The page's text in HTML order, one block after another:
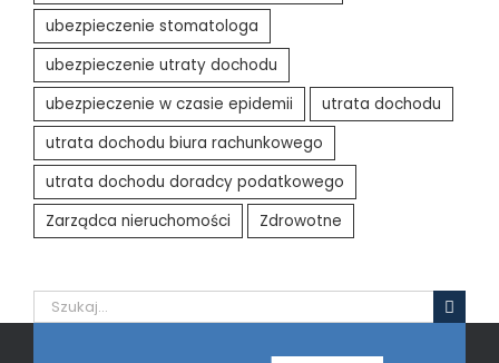
ubezpieczenie stomatologa
ubezpieczenie utraty dochodu
ubezpieczenie w czasie epidemii
utrata dochodu
utrata dochodu biura rachunkowego
utrata dochodu doradcy podatkowego
Zarządca nieruchomości
Zdrowotne
Szukaj